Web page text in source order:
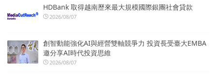
HDBank 取得越南歷來最大規模國際銀團社會貸款
2026/08/07
創智動能強化AI與經營雙軸競爭力 投資長受臺大EMBA
邀分享AI時代投資思維
2026/08/07